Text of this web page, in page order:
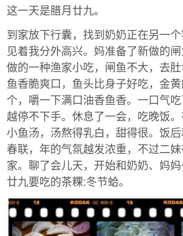
这一天是腊月廿九。
到家放下行囊，找到奶奶正在另一个
见着我分外高兴。妈准备了新做的
做的一种渔家小吃，闸鱼不大，去
鱼香脆爽口，鱼头比身子好吃，金
个，嚼一下满口油香鱼香。一口气
越停不下手。休息了一会，吃晚饭
小鱼汤，汤熬得乳白，甜得很。饭
春联，年的气氛越发浓重，不过二
家。聊了会儿天，开始和奶奶、妈
廿九要吃的茶粿:冬节蛤。